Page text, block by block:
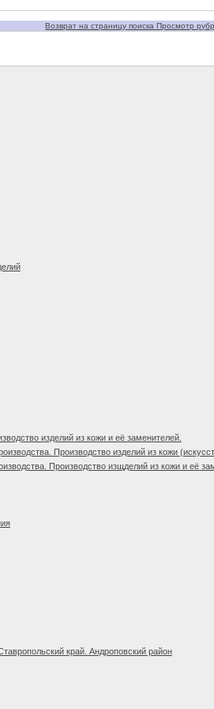
Возврат на страницу поиска Просмотр
изделий из кожи и её заменителей.
Производство изделий из кожи
Производство изщделий из кожи и её
край. Андроповский район